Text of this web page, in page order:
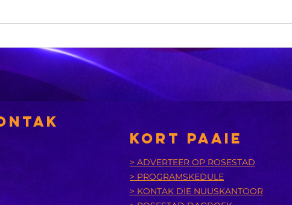
van
Meer as R1 m.
se onwettige
sigarette is in
‘n minibus
KORT PAAIE
> ADVERTEER OP ROSESTAD
> PROGRAMSKEDULE
> KONTAK DIE NUUSKANTOOR